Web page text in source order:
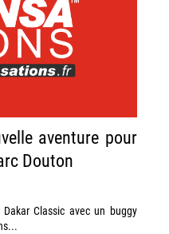
aventure pour
Douton
Classic avec un buggy